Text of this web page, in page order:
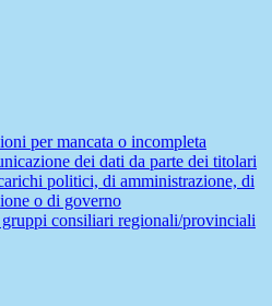
per mancata o incompleta
dei dati da parte dei titolari
politici, di amministrazione, di
o di governo
consiliari regionali/provinciali